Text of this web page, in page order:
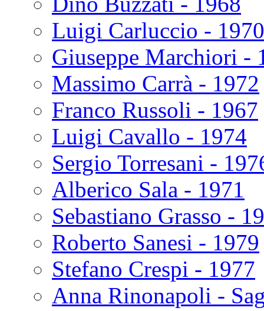
Luigi Carluccio - 1970
Giuseppe Marchiori -
Massimo Carrà - 1972
Franco Russoli - 1967
Luigi Cavallo - 1974
Sergio Torresani -
Alberico Sala - 1971
Sebastiano Grasso -
Roberto Sanesi - 1979
Stefano Crespi - 1977
Anna Rinonapoli -